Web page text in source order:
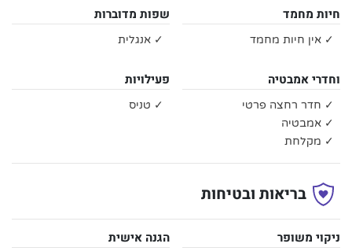
חיות מחמד
✓ אין חיות מחמד
שפות מדוברות
✓ אנגלית
וחדרי אמבטיה
✓ חדר רחצה פרטי
✓ אמבטיה
✓ מקלחת
פעילויות
✓ טניס
בריאות ובטיחות
ניקוי משופר הגנה אישית